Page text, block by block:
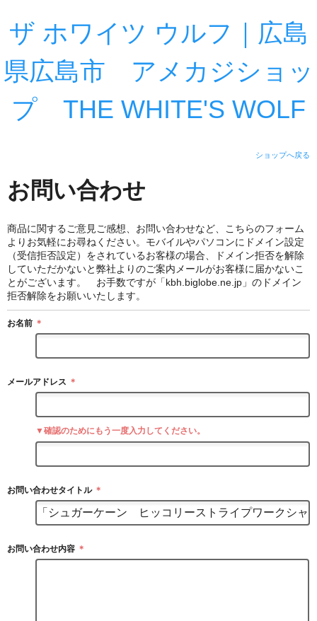
ザ ホワイツ ウルフ｜広島
県広島市 アメカジショッ
プ THE WHITE'S WOLF
ショップへ戻る
お問い合わせ
商品に関するご意見ご感想、お問い合わせなど、こちらのフォーム
よりお気軽にお尋ねください。モバイルやパソコンにドメイン設定
（受信拒否設定）をされているお客様の場合、ドメイン拒否を解除
していただかないと弊社よりのご案内メールがお客様に届かないこ
とがございます。 お手数ですが「kbh.biglobe.ne.jp」のドメイン
拒否解除をお願いいたします。
お名前 ＊
メールアドレス ＊
▼確認のためにもう一度入力してください。
お問い合わせタイトル ＊
お問い合わせ内容 ＊